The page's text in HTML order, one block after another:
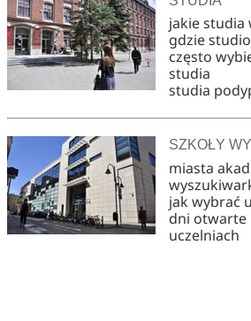
jakie studia
gdzie
często
studia
studia
SZKOŁY
miasta
jak wybrać
dni otwarte
uczelniach